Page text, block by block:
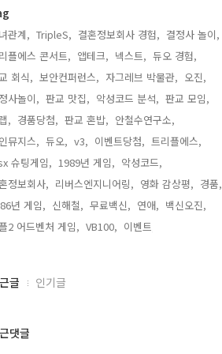
관계, TripleS, 결혼정보회사 경험, 결정사 놀이,
플에스 콘서트, 앱테크, 넥스트, 듀오 경험,
회식, 보안컨퍼런스, 자그레브 박물관, 오진,
사놀이, 판교 맛집, 악성코드 분석, 판교 모임,
, 경품당첨, 판교 혼밥, 안철수연구소,
뮤지스, 듀오, v3, 이벤트당첨, 트리플에스,
슈팅게임, 1989년 게임, 악성코드,
정보회사, 리버스엔지니어링, 영화 감상평, 경품,
년 게임, 신해철, 무료백신, 연애, 백신오진,
2 어드벤처 게임, VB100, 이벤트,
글 인기글
댓글